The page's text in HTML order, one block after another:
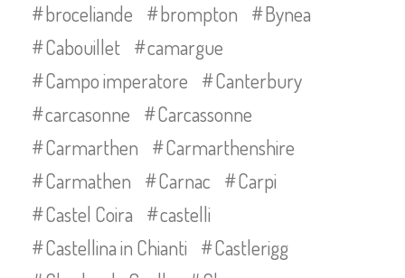
broceliande
brompton
Bynea
Cabouillet
camargue
Campo imperatore
Canterbury
carcasonne
Carcassonne
Carmarthen
Carmarthenshire
Carmathen
Carnac
Carpi
Castel Coira
castelli
Castellina in Chianti
Castlerigg